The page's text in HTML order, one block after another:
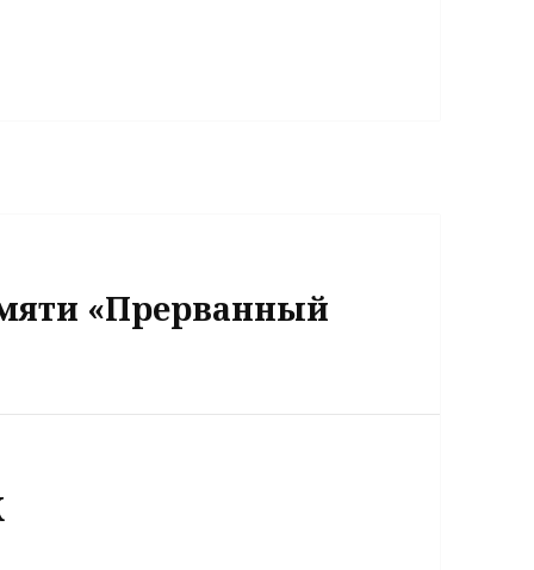
«Прерванный